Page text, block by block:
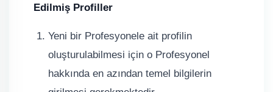
Edilmiş Profiller
Yeni bir Profesyonele ait profilin
oluşturulabilmesi için o Profesyonel
hakkında en azından temel bilgilerin